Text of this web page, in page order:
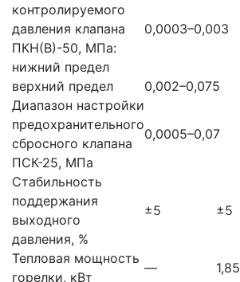
контролируемого
давления клапана
ПКН(В)-50, МПа:
нижний предел
0,0003–0,003
верхний предел 0,002–0,075
Диапазон настройки
предохранительного
сбросного клапана
ПСК-25, МПа
0,0005–0,07
Стабильность
поддержания
выходного
давления, %
±5 ±5
Тепловая мощность
горелки, кВт
— 1,85